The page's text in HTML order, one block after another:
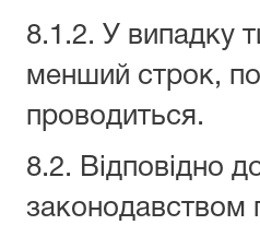
8.1.2. У випадку
менший строк,
проводиться.
8.2. Відповідно
законодавством